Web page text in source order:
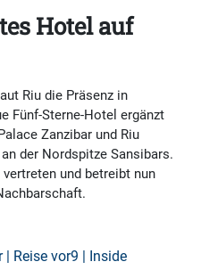
Hotel auf
Riu die Präsenz in
Fünf-Sterne-Hotel ergänzt
Zanzibar und Riu
der Nordspitze Sansibars.
und betreibt nun
Reise vor9 | Inside